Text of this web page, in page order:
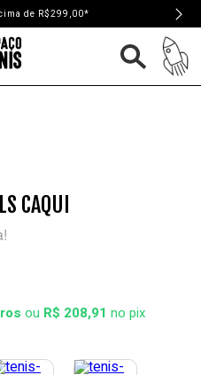
de R$299,00*
CAQUI
ou R$ 208,91 no pix